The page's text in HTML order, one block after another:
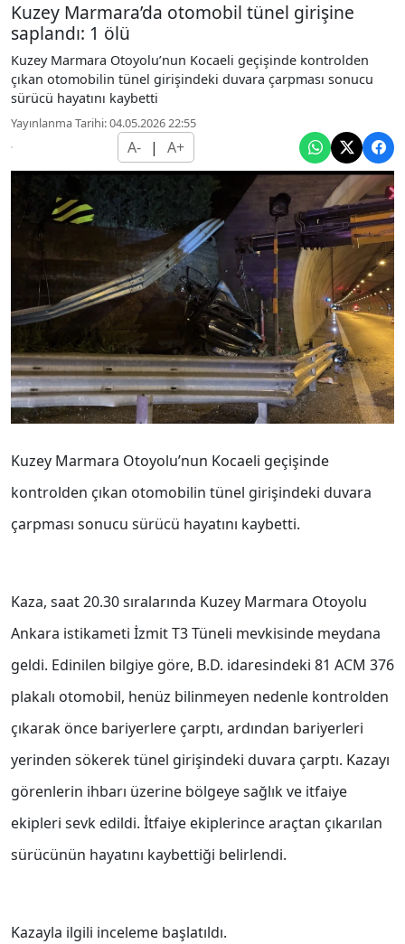
Kuzey Marmara’da otomobil tünel girişine
saplandı: 1 ölü
Kuzey Marmara Otoyolu’nun Kocaeli geçişinde kontrolden
çıkan otomobilin tünel girişindeki duvara çarpması sonucu
sürücü hayatını kaybetti
Yayınlanma Tarihi: 04.05.2026 22:55
A- | A+
Kuzey Marmara Otoyolu’nun Kocaeli geçişinde
kontrolden çıkan otomobilin tünel girişindeki duvara
çarpması sonucu sürücü hayatını kaybetti.
Kaza, saat 20.30 sıralarında Kuzey Marmara Otoyolu
Ankara istikameti İzmit T3 Tüneli mevkisinde meydana
geldi. Edinilen bilgiye göre, B.D. idaresindeki 81 ACM 376
plakalı otomobil, henüz bilinmeyen nedenle kontrolden
çıkarak önce bariyerlere çarptı, ardından bariyerleri
yerinden sökerek tünel girişindeki duvara çarptı. Kazayı
görenlerin ihbarı üzerine bölgeye sağlık ve itfaiye
ekipleri sevk edildi. İtfaiye ekiplerince araçtan çıkarılan
sürücünün hayatını kaybettiği belirlendi.
Kazayla ilgili inceleme başlatıldı.